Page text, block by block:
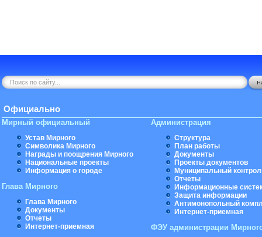
Официально
Мирный официальный
Устав Мирного
Символика Мирного
Награды и поощрения Мирного
Национальные проекты
Информация о городе
Глава Мирного
Глава Мирного
Документы
Отчеты
Интернет-приемная
Администрация
Структура
План работы
Документы
Проекты документов
Муниципальный
Отчеты
Информационные
Защита информации
Антимонопольный
Интернет-приемная
ФЭУ администрации